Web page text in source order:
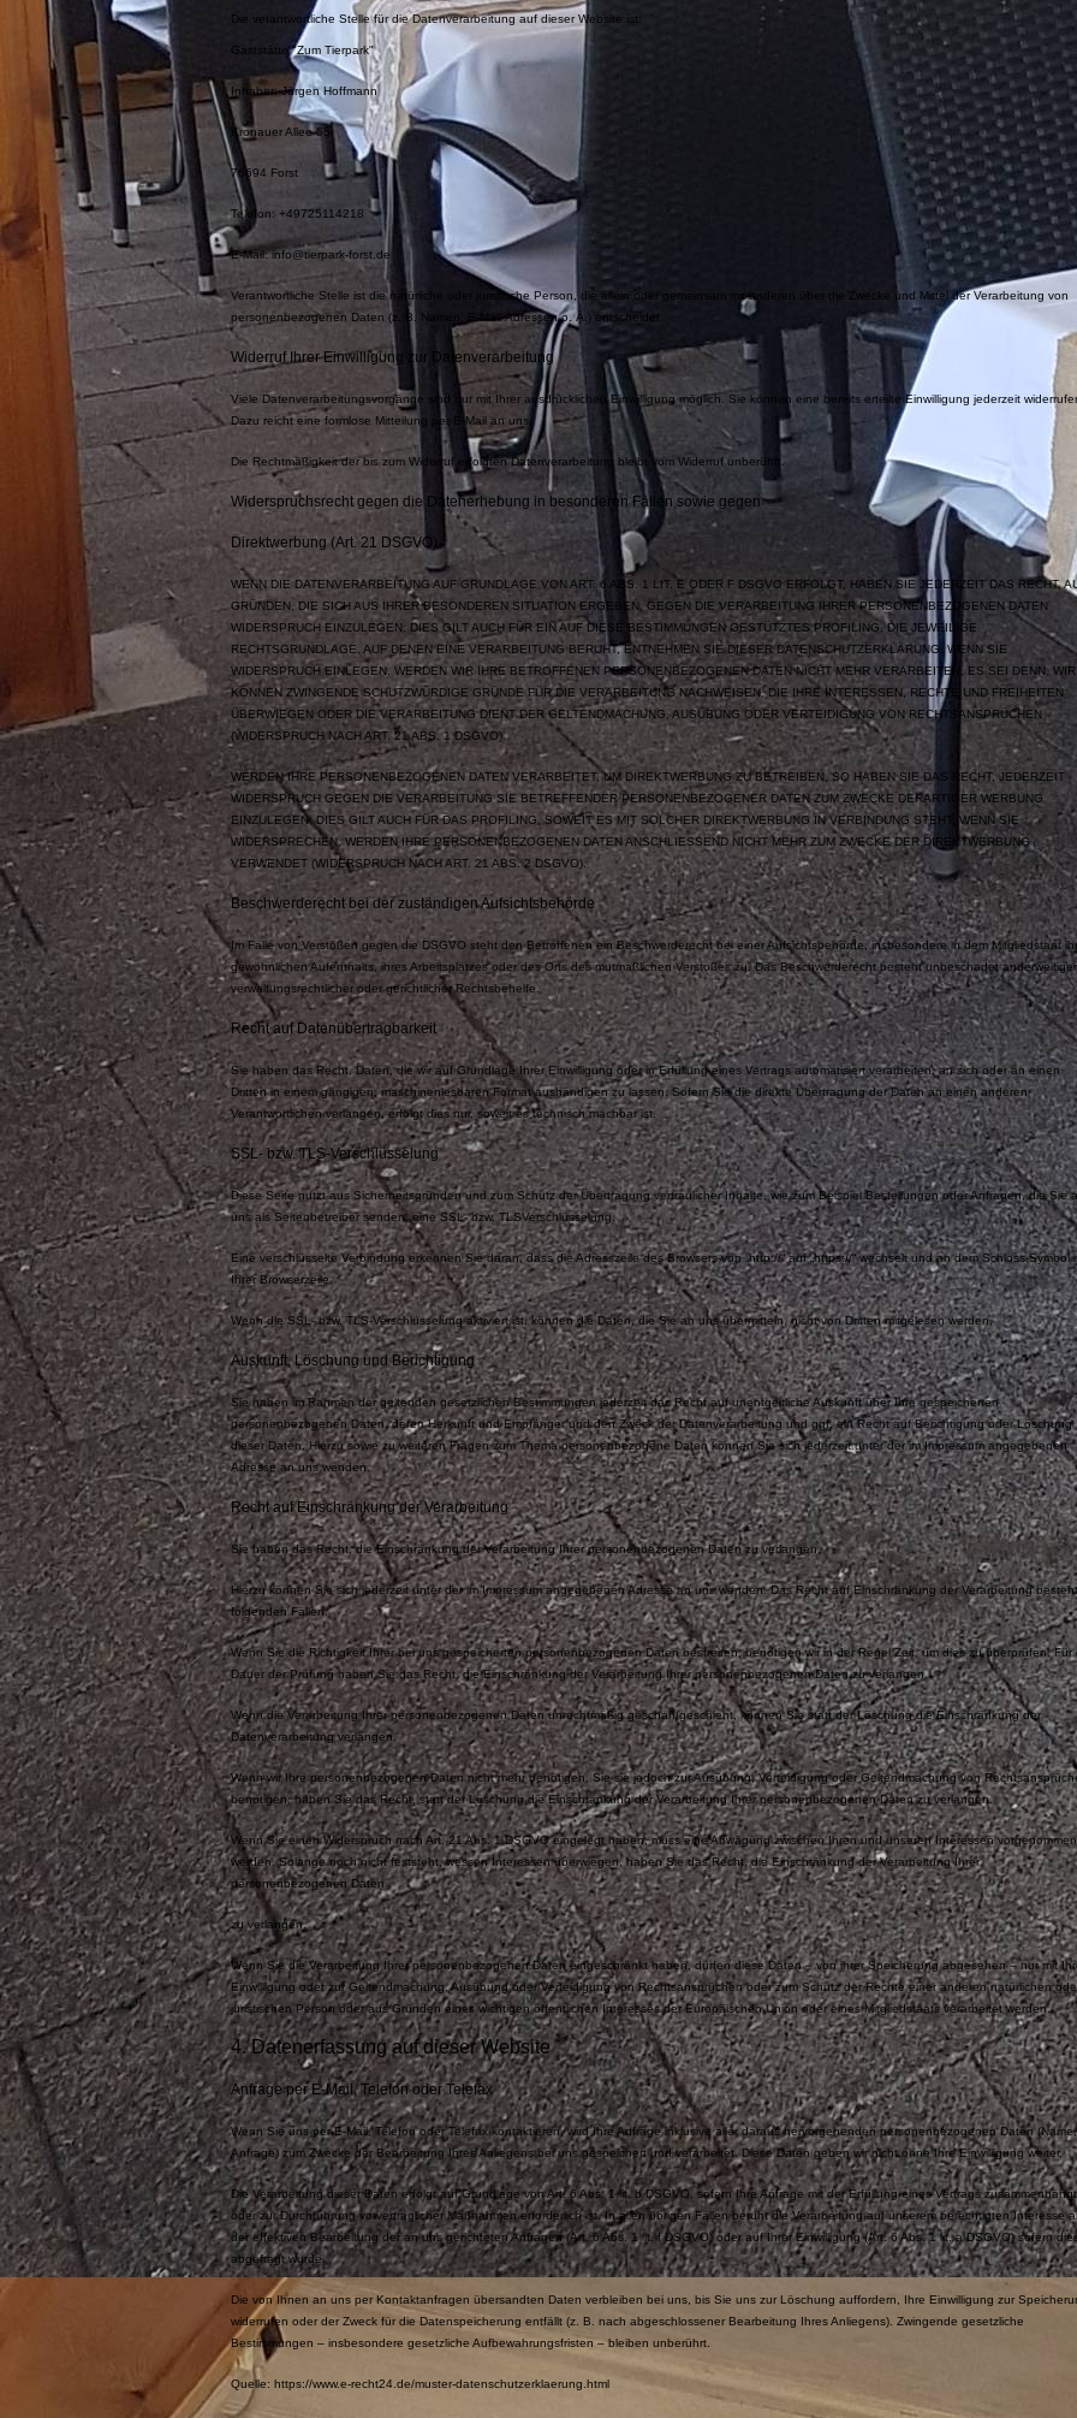
Die verantwortliche Stelle für die Datenverarbeitung auf dieser Website ist:
Gaststätte "Zum Tierpark"
Inhaber: Jürgen Hoffmann
Kronauer Allee 55
76694 Forst
Telefon: +49725114218
E-Mail: info@tierpark-forst.de
Verantwortliche Stelle ist die natürliche oder juristische Person, die allein oder gemeinsam mit anderen über die Zwecke und Mittel der Verarbeitung von
personenbezogenen Daten (z. B. Namen, E-Mail-Adressen o. Ä.) entscheidet.
Widerruf Ihrer Einwilligung zur Datenverarbeitung
Viele Datenverarbeitungsvorgänge sind nur mit Ihrer ausdrücklichen Einwilligung möglich. Sie können eine bereits erteilte Einwilligung jederzeit
Dazu reicht eine formlose Mitteilung per E-Mail an uns.
Die Rechtmäßigkeit der bis zum Widerruf erfolgten Datenverarbeitung bleibt vom Widerruf unberührt.
Widerspruchsrecht gegen die Datenerhebung in besonderen Fällen sowie gegen
Direktwerbung (Art. 21 DSGVO)
WENN DIE DATENVERARBEITUNG AUF GRUNDLAGE VON ART. 6 ABS. 1 LIT. E ODER F DSGVO ERFOLGT, HABEN SIE JEDERZEIT DAS RECHT,
GRÜNDEN, DIE SICH AUS IHRER BESONDEREN SITUATION ERGEBEN, GEGEN DIE VERARBEITUNG IHRER PERSONENBEZOGENEN DATEN
WIDERSPRUCH EINZULEGEN; DIES GILT AUCH FÜR EIN AUF DIESE BESTIMMUNGEN GESTÜTZTES PROFILING. DIE JEWEILIGE
RECHTSGRUNDLAGE, AUF DENEN EINE VERARBEITUNG BERUHT, ENTNEHMEN SIE DIESER DATENSCHUTZERKLÄRUNG. WENN SIE
WIDERSPRUCH EINLEGEN, WERDEN WIR IHRE BETROFFENEN PERSONENBEZOGENEN DATEN NICHT MEHR VERARBEITEN, ES SEI DENN, WIR
KÖNNEN ZWINGENDE SCHUTZWÜRDIGE GRÜNDE FÜR DIE VERARBEITUNG NACHWEISEN, DIE IHRE INTERESSEN, RECHTE UND FREIHEITEN
ÜBERWIEGEN ODER DIE VERARBEITUNG DIENT DER GELTENDMACHUNG, AUSÜBUNG ODER VERTEIDIGUNG VON RECHTSANSPRÜCHEN
(WIDERSPRUCH NACH ART. 21 ABS. 1 DSGVO).
WERDEN IHRE PERSONENBEZOGENEN DATEN VERARBEITET, UM DIREKTWERBUNG ZU BETREIBEN, SO HABEN SIE DAS RECHT, JEDERZEIT
WIDERSPRUCH GEGEN DIE VERARBEITUNG SIE BETREFFENDER PERSONENBEZOGENER DATEN ZUM ZWECKE DERARTIGER WERBUNG
EINZULEGEN; DIES GILT AUCH FÜR DAS PROFILING, SOWEIT ES MIT SOLCHER DIREKTWERBUNG IN VERBINDUNG STEHT. WENN SIE
WIDERSPRECHEN, WERDEN IHRE PERSONENBEZOGENEN DATEN ANSCHLIESSEND NICHT MEHR ZUM ZWECKE DER DIREKTWERBUNG
VERWENDET (WIDERSPRUCH NACH ART. 21 ABS. 2 DSGVO).
Beschwerderecht bei der zuständigen Aufsichtsbehörde
Im Falle von Verstößen gegen die DSGVO steht den Betroffenen ein Beschwerderecht bei einer Aufsichtsbehörde, insbesondere in dem Mitgliedstaat
gewöhnlichen Aufenthalts, ihres Arbeitsplatzes oder des Orts des mutmaßlichen Verstoßes zu. Das Beschwerderecht besteht unbeschadet anderweitiger
verwaltungsrechtlicher oder gerichtlicher Rechtsbehelfe.
Recht auf Datenübertragbarkeit
Sie haben das Recht, Daten, die wir auf Grundlage Ihrer Einwilligung oder in Erfüllung eines Vertrags automatisiert verarbeiten, an sich oder an einen
Dritten in einem gängigen, maschinenlesbaren Format aushändigen zu lassen. Sofern Sie die direkte Übertragung der Daten an einen anderen
Verantwortlichen verlangen, erfolgt dies nur, soweit es technisch machbar ist.
SSL- bzw. TLS-Verschlüsselung
Diese Seite nutzt aus Sicherheitsgründen und zum Schutz der Übertragung vertraulicher Inhalte, wie zum Beispiel Bestellungen oder Anfragen, die Sie
uns als Seitenbetreiber senden, eine SSL- bzw. TLSVerschlüsselung.
Eine verschlüsselte Verbindung erkennen Sie daran, dass die Adresszeile des Browsers von „http://“ auf „https://“ wechselt und an dem Schloss-Symbol
Ihrer Browserzeile.
Wenn die SSL- bzw. TLS-Verschlüsselung aktiviert ist, können die Daten, die Sie an uns übermitteln, nicht von Dritten mitgelesen werden.
Auskunft, Löschung und Berichtigung
Sie haben im Rahmen der geltenden gesetzlichen Bestimmungen jederzeit das Recht auf unentgeltliche Auskunft über Ihre gespeicherten
personenbezogenen Daten, deren Herkunft und Empfänger und den Zweck der Datenverarbeitung und ggf. ein Recht auf Berichtigung oder Löschung
dieser Daten. Hierzu sowie zu weiteren Fragen zum Thema personenbezogene Daten können Sie sich jederzeit unter der im Impressum angegebenen
Adresse an uns wenden.
Recht auf Einschränkung der Verarbeitung
Sie haben das Recht, die Einschränkung der Verarbeitung Ihrer personenbezogenen Daten zu verlangen.
Hierzu können Sie sich jederzeit unter der im Impressum angegebenen Adresse an uns wenden. Das Recht auf Einschränkung der Verarbeitung
folgenden Fällen:
Wenn Sie die Richtigkeit Ihrer bei uns gespeicherten personenbezogenen Daten bestreiten, benötigen wir in der Regel Zeit, um dies zu überprüfen. Für
Dauer der Prüfung haben Sie das Recht, die Einschränkung der Verarbeitung Ihrer personenbezogenen Daten zu verlangen.
Wenn die Verarbeitung Ihrer personenbezogenen Daten unrechtmäßig geschah/geschieht, können Sie statt der Löschung die Einschränkung der
Datenverarbeitung verlangen.
Wenn wir Ihre personenbezogenen Daten nicht mehr benötigen, Sie sie jedoch zur Ausübung, Verteidigung oder Geltendmachung von
benötigen, haben Sie das Recht, statt der Löschung die Einschränkung der Verarbeitung Ihrer personenbezogenen Daten zu verlangen.
Wenn Sie einen Widerspruch nach Art. 21 Abs. 1 DSGVO eingelegt haben, muss eine Abwägung zwischen Ihren und unseren Interessen vorgenommen
werden. Solange noch nicht feststeht, wessen Interessen überwiegen, haben Sie das Recht, die Einschränkung der Verarbeitung Ihrer
personenbezogenen Daten
zu verlangen.
Wenn Sie die Verarbeitung Ihrer personenbezogenen Daten eingeschränkt haben, dürfen diese Daten – von ihrer Speicherung abgesehen – nur mit
Einwilligung oder zur Geltendmachung, Ausübung oder Verteidigung von Rechtsansprüchen oder zum Schutz der Rechte einer anderen natürlichen
juristischen Person oder aus Gründen eines wichtigen öffentlichen Interesses der Europäischen Union oder eines Mitgliedstaats verarbeitet werden.
4. Datenerfassung auf dieser Website
Anfrage per E-Mail, Telefon oder Telefax
Wenn Sie uns per E-Mail, Telefon oder Telefax kontaktieren, wird Ihre Anfrage inklusive aller daraus hervorgehenden personenbezogenen Daten (Name,
Anfrage) zum Zwecke der Bearbeitung Ihres Anliegens bei uns gespeichert und verarbeitet. Diese Daten geben wir nicht ohne Ihre Einwilligung weiter.
Die Verarbeitung dieser Daten erfolgt auf Grundlage von Art. 6 Abs. 1 lit. b DSGVO, sofern Ihre Anfrage mit der Erfüllung eines Vertrags zusammenhängt
oder zur Durchführung vorvertraglicher Maßnahmen erforderlich ist. In allen übrigen Fällen beruht die Verarbeitung auf unserem berechtigten Interesse
der effektiven Bearbeitung der an uns gerichteten Anfragen (Art. 6 Abs. 1 lit. f DSGVO) oder auf Ihrer Einwilligung (Art. 6 Abs. 1 lit. a DSGVO) sofern
abgefragt wurde.
Die von Ihnen an uns per Kontaktanfragen übersandten Daten verbleiben bei uns, bis Sie uns zur Löschung auffordern, Ihre Einwilligung zur
widerrufen oder der Zweck für die Datenspeicherung entfällt (z. B. nach abgeschlossener Bearbeitung Ihres Anliegens). Zwingende gesetzliche
Bestimmungen – insbesondere gesetzliche Aufbewahrungsfristen – bleiben unberührt.
Quelle: https://www.e-recht24.de/muster-datenschutzerklaerung.html